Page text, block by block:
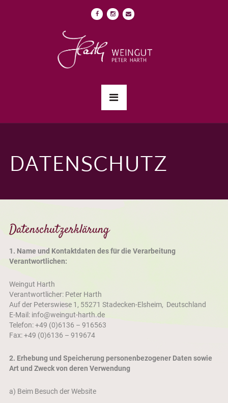
DATENSCHUTZ
Datenschutzerklärung
1. Name und Kontaktdaten des für die Verarbeitung
Verantwortlichen:
Weingut Harth
Verantwortlicher: Peter Harth
Auf der Peterswiese 1, 55271 Stadecken-Elsheim, Deutschland
E-Mail: info@weingut-harth.de
Telefon: +49 (0)6136 – 916563
Fax: +49 (0)6136 – 919674
2. Erhebung und Speicherung personenbezogener Daten sowie
Art und Zweck von deren Verwendung
a) Beim Besuch der Website